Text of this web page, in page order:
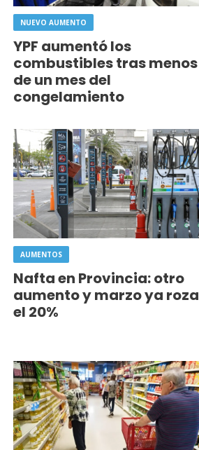
NUEVO AUMENTO
YPF aumentó los
combustibles tras menos
de un mes del
congelamiento
AUMENTOS
Nafta en Provincia: otro
aumento y marzo ya roza
el 20%